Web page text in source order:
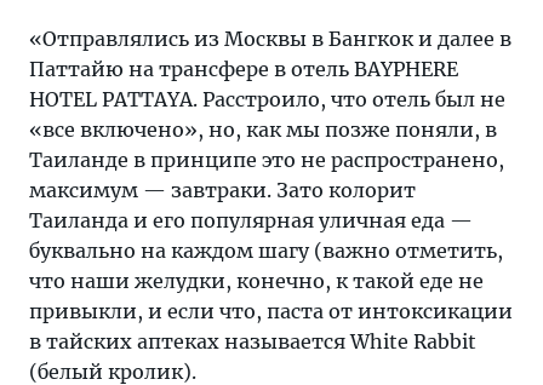
только
один
чистый
пляж
—
«Танцующей
девушки»
«Отправлялись из Москвы в Бангкок и далее в
Паттайю на трансфере в отель BAYPHERE
HOTEL PATTAYA. Расстроило, что отель был не
«все включено», но, как мы позже поняли, в
Таиланде в принципе это не распространено,
максимум — завтраки. Зато колорит
Таиланда и его популярная уличная еда —
буквально на каждом шагу (важно отметить,
что наши желудки, конечно, к такой еде не
привыкли, и если что, паста от интоксикации
в тайских аптеках называется White Rabbit
(белый кролик).